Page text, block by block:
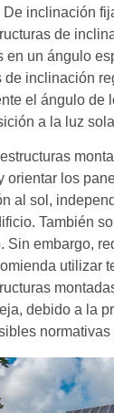
De inclinación
de
en un ángulo
de inclinación
el ángulo de
a la luz
orientar los
al sol,
También
Sin embargo,
utilizar
debido a la